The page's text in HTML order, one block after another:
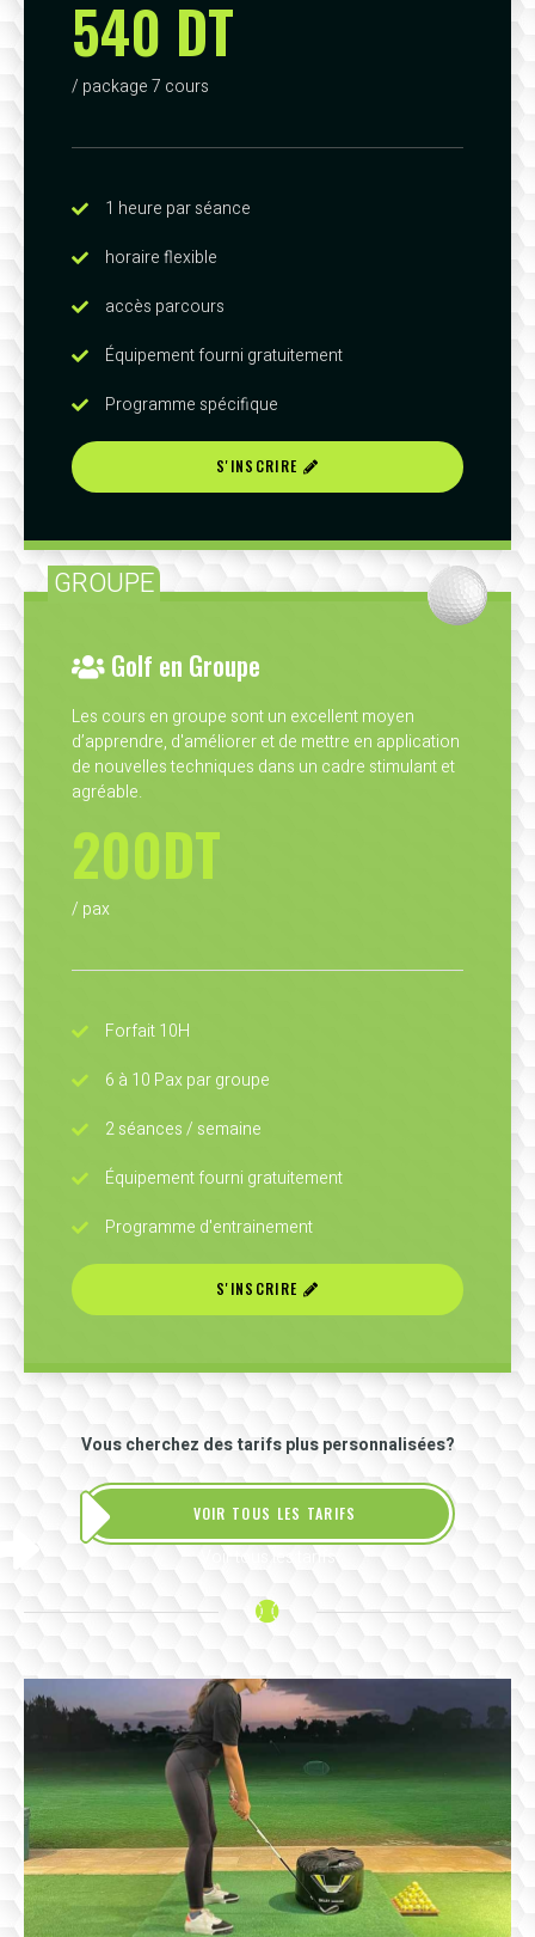
540 DT
/ package 7 cours
1 heure par séance
horaire flexible
accès parcours
Équipement fourni gratuitement
Programme spécifique
S'INSCRIRE
GROUPE
Golf en Groupe
Les cours en groupe sont un excellent moyen
d’apprendre, d'améliorer et de mettre en application
de nouvelles techniques dans un cadre stimulant et
agréable.
200DT
/ pax
Forfait 10H
6 à 10 Pax par groupe
2 séances / semaine
Équipement fourni gratuitement
Programme d'entrainement
S'INSCRIRE
Vous cherchez des tarifs plus personnalisées?
VOIR TOUS LES TARIFS